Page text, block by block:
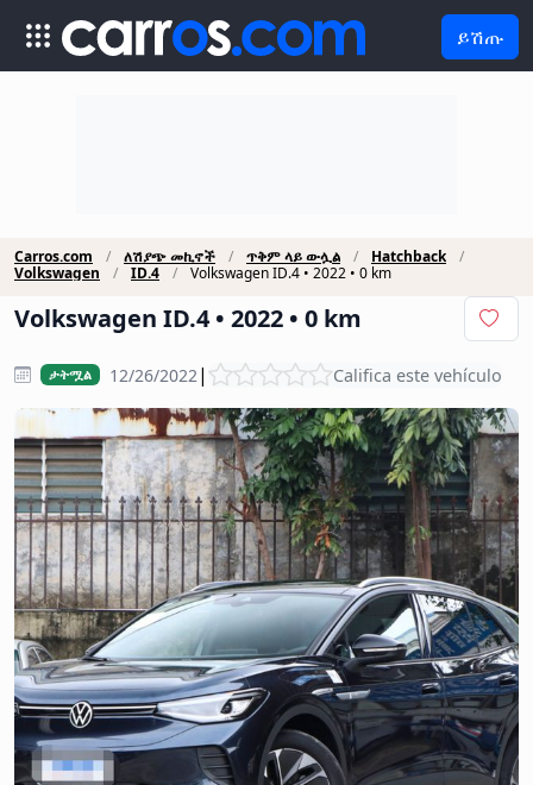
ይሽጡ
Carros.com ለሽያጭ መኪኖች ጥቅም ላይ ውሏል
Hatchback
Volkswagen
ID.4 Volkswagen ID.4 • 2022 • 0 km
Volkswagen ID.4 • 2022 • 0 km
ታትሟል 12/26/2022| Califica este vehículo